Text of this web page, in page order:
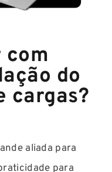
do
cargas?
aliada para
para